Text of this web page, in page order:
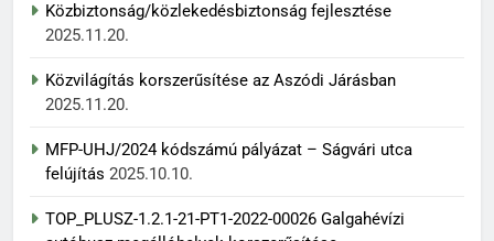
Közbiztonság/közlekedésbiztonság fejlesztése
2025.11.20.
Közvilágítás korszerűsítése az Aszódi Járásban
2025.11.20.
MFP-UHJ/2024 kódszámú pályázat – Ságvári utca
felújítás 2025.10.10.
TOP_PLUSZ-1.2.1-21-PT1-2022-00026 Galgahévízi